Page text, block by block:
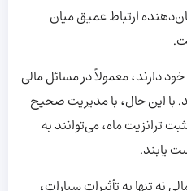
ارتباط عمیق میان
دارند، معمولاً در مسائل مالی
با این حال، با مدیریت صحیح
ترانزیت ماه، می‌توانند به
یابند.